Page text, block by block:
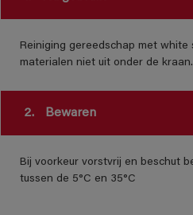
Reiniging gereedschap met
materialen niet uit onder de
2. Bewaren
Bij voorkeur vorstvrij en beschut
tussen de 5°C en 35°C